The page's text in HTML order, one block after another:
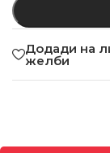
Додади на
желби